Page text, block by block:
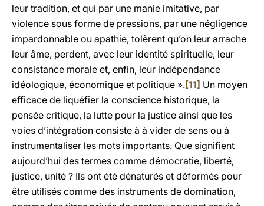
leur tradition, et qui par une manie imitative, par
violence sous forme de pressions, par une négligence
impardonnable ou apathie, tolèrent qu’on leur arrache
leur âme, perdent, avec leur identité spirituelle, leur
consistance morale et, enfin, leur indépendance
idéologique, économique et politique ».[11] Un moyen
efficace de liquéfier la conscience historique, la
pensée critique, la lutte pour la justice ainsi que les
voies d’intégration consiste à à vider de sens ou à
instrumentaliser les mots importants. Que signifient
aujourd’hui des termes comme démocratie, liberté,
justice, unité ? Ils ont été dénaturés et déformés pour
être utilisés comme des instruments de domination,